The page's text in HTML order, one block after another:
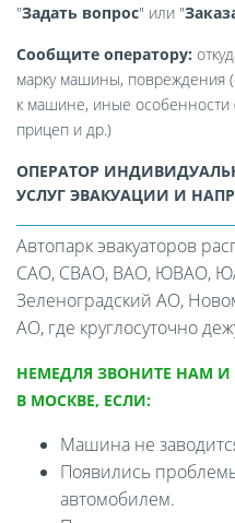
"Задать вопрос" или "
Сообщите оператору:
марку машины, повреждения
к машине, иные
прицеп и др.)
ОПЕРАТОР
УСЛУГ ЭВАКУАЦИИ И
Автопарк эвакуаторов
САО, СВАО, ВАО, ЮВАО,
Зеленоградский АО,
АО, где круглосуточно
НЕМЕДЛЯ ЗВОНИТЕ НАМ И
В МОСКВЕ, ЕСЛИ:
Машина не
Появились
автомобилем.